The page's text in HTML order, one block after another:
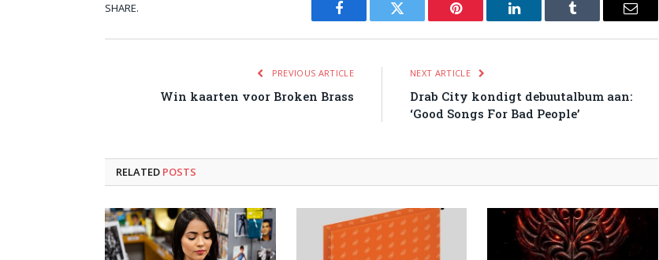
SHARE.
Facebook Twitter Pinterest LinkedIn Tumblr Email
PREVIOUS ARTICLE
Win kaarten voor Broken Brass
NEXT ARTICLE
Drab City kondigt debuutalbum aan:
‘Good Songs For Bad People’
RELATED POSTS